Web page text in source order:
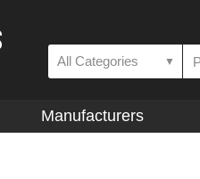
All Categories ▼
Manufacturers